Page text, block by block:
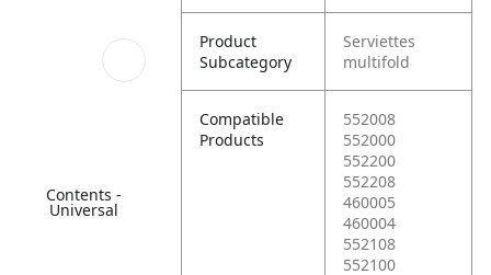
Contents -
Universal
Product
Subcategory
Serviettes
multifold
Compatible
Products
552008
552000
552200
552208
460005
460004
552108
552100